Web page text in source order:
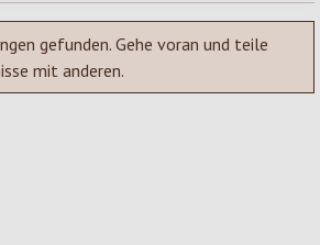
gefunden. Gehe voran und teile
mit anderen.